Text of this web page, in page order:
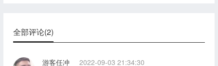
全部评论(2)
游客任冲
2022-09-03 21:34:30